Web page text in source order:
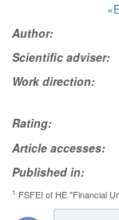
Author:
Scientific adviser:
Work direction:
Rating:
Article accesses:
Published in:
1 FSFEI of HE "Financial